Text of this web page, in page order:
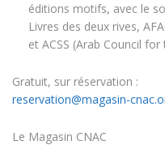
éditions motifs, avec le
Livres des deux rives,
et ACSS (Arab Council
Gratuit, sur réservation :
reservation@magasin-
Le Magasin CNAC